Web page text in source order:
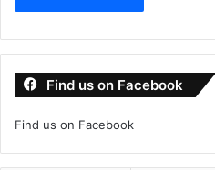
Find us on Facebook
Find us on Facebook